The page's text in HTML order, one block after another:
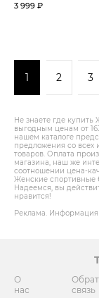
3 999 ₽
1 2 3
Не знаете где
выгодным ценам от
нашем каталоге
предложения со всех
товаров. Оплата
магазина, наш же
соотношении цена-
Женские спортивные
Надеемся, вы
нравится!
Реклама. Информация
О
нас
связь